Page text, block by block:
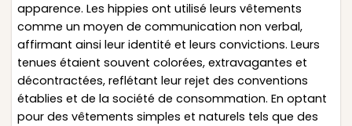
apparence. Les hippies ont utilisé leurs vêtements
comme un moyen de communication non verbal,
affirmant ainsi leur identité et leurs convictions. Leurs
tenues étaient souvent colorées, extravagantes et
décontractées, reflétant leur rejet des conventions
établies et de la société de consommation. En optant
pour des vêtements simples et naturels tels que des